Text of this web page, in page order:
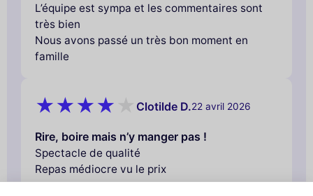
L’équipe est sympa et les commentaires sont
très bien
Nous avons passé un très bon moment en
famille
Clotilde D.22 avril 2026
Rire, boire mais n’y manger pas !
Spectacle de qualité
Repas médiocre vu le prix